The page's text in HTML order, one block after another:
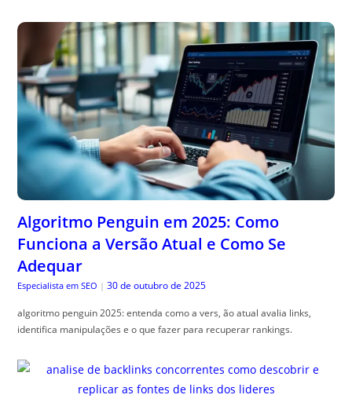
Algoritmo Penguin em 2025: Como
Funciona a Versão Atual e Como Se
Adequar
Especialista em SEO | 30 de outubro de 2025
algoritmo penguin 2025: entenda como a vers, ão atual avalia links,
identifica manipulações e o que fazer para recuperar rankings.